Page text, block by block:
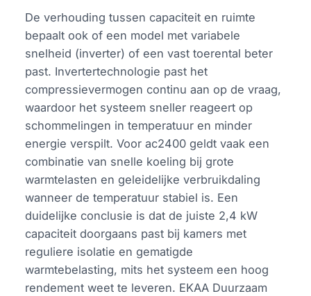
De verhouding tussen capaciteit en ruimte
bepaalt ook of een model met variabele
snelheid (inverter) of een vast toerental beter
past. Invertertechnologie past het
compressievermogen continu aan op de vraag,
waardoor het systeem sneller reageert op
schommelingen in temperatuur en minder
energie verspilt. Voor ac2400 geldt vaak een
combinatie van snelle koeling bij grote
warmtelasten en geleidelijke verbruikdaling
wanneer de temperatuur stabiel is. Een
duidelijke conclusie is dat de juiste 2,4 kW
capaciteit doorgaans past bij kamers met
reguliere isolatie en gematigde
warmtebelasting, mits het systeem een hoog
rendement weet te leveren. EKAA Duurzaam